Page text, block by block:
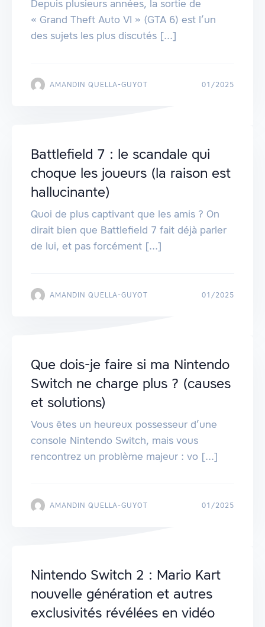
Depuis plusieurs années, la sortie de
« Grand Theft Auto VI » (GTA 6) est l’un
des sujets les plus discutés [...]
AMANDIN QUELLA-GUYOT 01/2025
Battlefield 7 : le scandale qui
choque les joueurs (la raison est
hallucinante)
Quoi de plus captivant que les amis ? On
dirait bien que Battlefield 7 fait déjà parler
de lui, et pas forcément [...]
AMANDIN QUELLA-GUYOT 01/2025
Que dois-je faire si ma Nintendo
Switch ne charge plus ? (causes
et solutions)
Vous êtes un heureux possesseur d’une
console Nintendo Switch, mais vous
rencontrez un problème majeur : vo [...]
AMANDIN QUELLA-GUYOT 01/2025
Nintendo Switch 2 : Mario Kart
nouvelle génération et autres
exclusivités révélées en vidéo